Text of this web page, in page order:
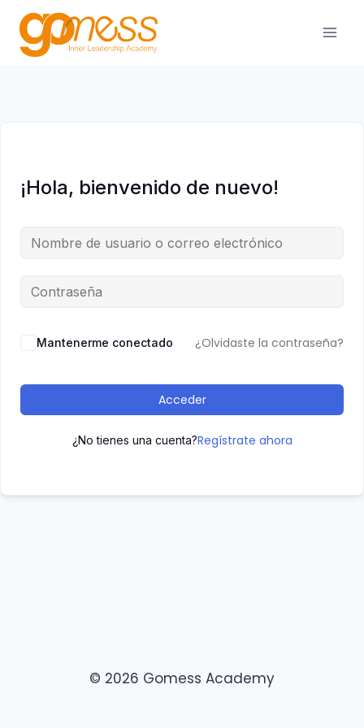
Saltar
contenido
¡Hola, bienvenido de nuevo!
Mantenerme conectado ¿Olvidaste la contraseña?
Acceder
¿No tienes una cuenta?Regístrate ahora
© 2026 Gomess Academy